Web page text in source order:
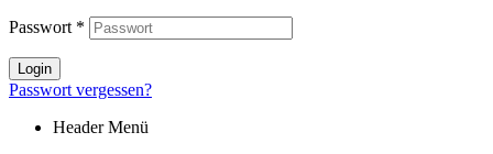
Passwort *
Login
Passwort vergessen?
Header Menü